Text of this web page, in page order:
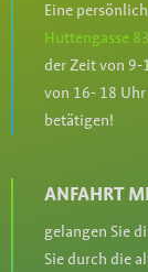
Eine
Huttengasse
der Zeit von 9-
von 16- 18
betätigen!
ANFAHRT
gelangen Sie
Sie durch die